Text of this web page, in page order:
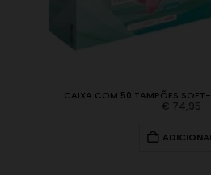
CAIXA COM 50 TAMPÕES
€ 74,95